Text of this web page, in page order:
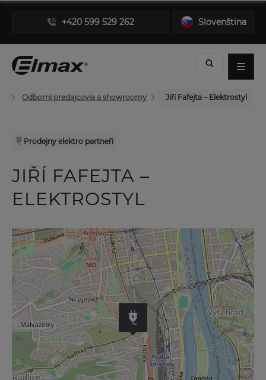
+420 599 529 262 Slovenština
Odborní predajcovia a showroomy Jiří Fafejta – Elektrostyl
Prodejny elektro partneři
JIŘÍ FAFEJTA –
ELEKTROSTYL